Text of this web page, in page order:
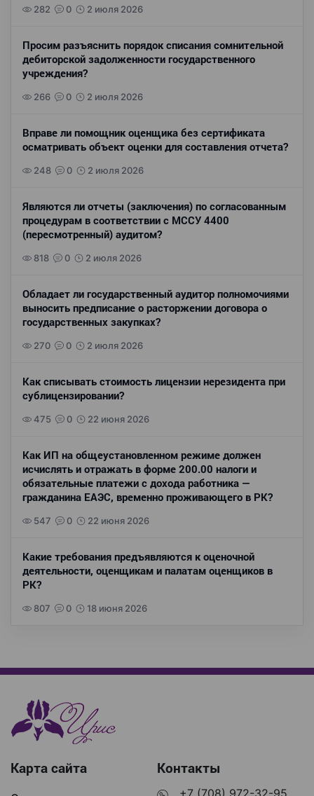
282 0 2 июля 2026
Просим разъяснить порядок списания сомнительной
дебиторской задолженности государственного
учреждения?
266 0 2 июля 2026
Вправе ли помощник оценщика без сертификата
осматривать объект оценки для составления отчета?
248 0 2 июля 2026
Являются ли отчеты (заключения) по согласованным
процедурам в соответствии с МССУ 4400
(пересмотренный) аудитом?
818 0 2 июля 2026
Обладает ли государственный аудитор полномочиями
выносить предписание о расторжении договора о
государственных закупках?
270 0 2 июля 2026
Как списывать стоимость лицензии нерезидента при
сублицензировании?
475 0 22 июня 2026
Как ИП на общеустановленном режиме должен
исчислять и отражать в форме 200.00 налоги и
обязательные платежи с дохода работника —
гражданина ЕАЭС, временно проживающего в РК?
547 0 22 июня 2026
Какие требования предъявляются к оценочной
деятельности, оценщикам и палатам оценщиков в
РК?
807 0 18 июня 2026
Карта сайта Контакты